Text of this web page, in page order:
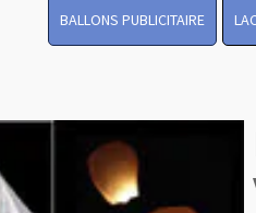
BALLONS PUBLICITAIRE